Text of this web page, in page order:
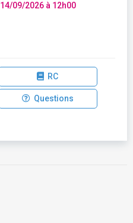
14/09/2026 à 12h00
RC
Questions